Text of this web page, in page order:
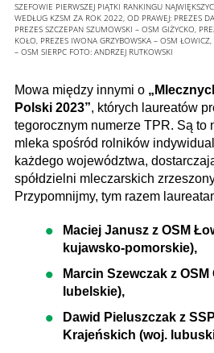
SZEFOWIE PIERWSZEJ PIĄTKI RANKINGU
WEDŁUG KZSM ZA ROK 2022, OD PRAWEJ: PREZES
PREZES SZCZEPAN SZUMOWSKI – OSM GIŻYCKO,
KOŁO, PREZES IWONA GRZYBOWSKA – OSM
– OSM SIERPC FOTO: ANDRZEJ RUTKOWSKI
Mowa między innymi o
Polski 2023”, których laureatów
tegorocznym numerze TPR. Są to
mleka spośród rolników
każdego województwa,
spółdzielni mleczarskich
Przypomnijmy, tym razem
Maciej Janusz z OSM
kujawsko-pomorskie),
Marcin Szewczak z
lubelskie),
Dawid Pieluszczak z
Krajeńskich (woj.